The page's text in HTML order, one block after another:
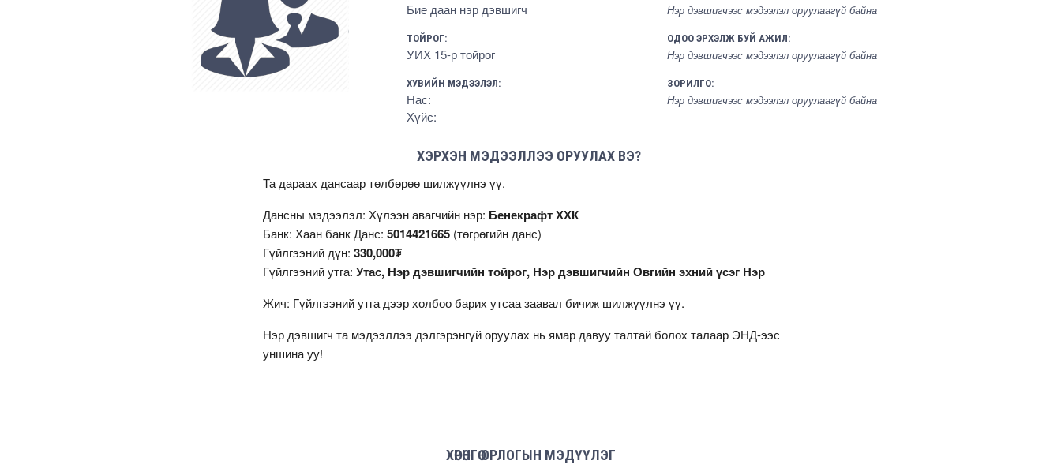
Бие даан нэр дэвшигч
ТОЙРОГ:
УИХ 15-р тойрог
ХУВИЙН МЭДЭЭЛЭЛ:
Нас:
Хүйс:
Нэр дэвшигчээс мэдээлэл оруулаагүй байна
ОДОО ЭРХЭЛЖ БУЙ АЖИЛ:
Нэр дэвшигчээс мэдээлэл оруулаагүй байна
ЗОРИЛГО:
Нэр дэвшигчээс мэдээлэл оруулаагүй байна
ХЭРХЭН МЭДЭЭЛЛЭЭ ОРУУЛАХ ВЭ?
Та дараах дансаар төлбөрөө шилжүүлнэ үү.
Дансны мэдээлэл: Хүлээн авагчийн нэр: Бенекрафт ХХК
Банк: Хаан банк Данс: 5014421665 (төгрөгийн данс)
Гүйлгээний дүн: 330,000₮
Гүйлгээний утга: Утас, Нэр дэвшигчийн тойрог, Нэр дэвшигчийн Овгийн эхний үсэг Нэр
Жич: Гүйлгээний утга дээр холбоо барих утсаа заавал бичиж шилжүүлнэ үү.
Нэр дэвшигч та мэдээллээ дэлгэрэнгүй оруулах нь ямар давуу талтай болох талаар ЭНД-ээс
уншина уу!
ХӨРӨНГӨ ОРЛОГЫН МЭДҮҮЛЭГ